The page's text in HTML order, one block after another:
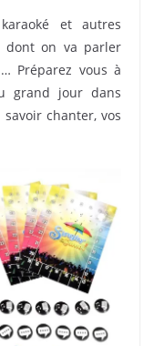
et autres
dont on va parler
Préparez vous à
grand jour dans
chanter, vos